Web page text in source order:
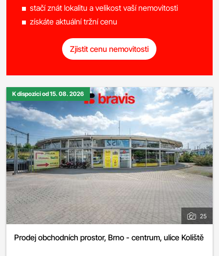
stačí znát lokalitu a velikost vaší nemovitosti
získáte aktuální tržní cenu
Zjistit cenu nemovitosti
K dispozici od 15. 08. 2026
25
Prodej obchodních prostor, Brno - centrum, ulice Koliště